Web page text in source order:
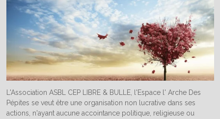
L'Association ASBL CEP LIBRE & BULLE, l'Espace l' Arche Des
Pépites se veut être une organisation non lucrative dans ses
actions, n'ayant aucune accointance politique, religieuse ou